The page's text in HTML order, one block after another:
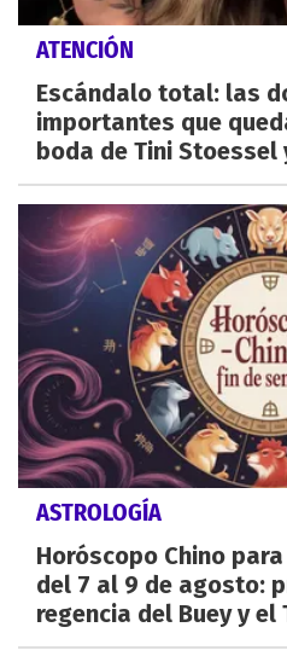
ATENCIÓN
Escándalo total: las
importantes que
boda de Tini Stoessel
ASTROLOGÍA
Horóscopo Chino
del 7 al 9 de agosto:
regencia del Buey y el